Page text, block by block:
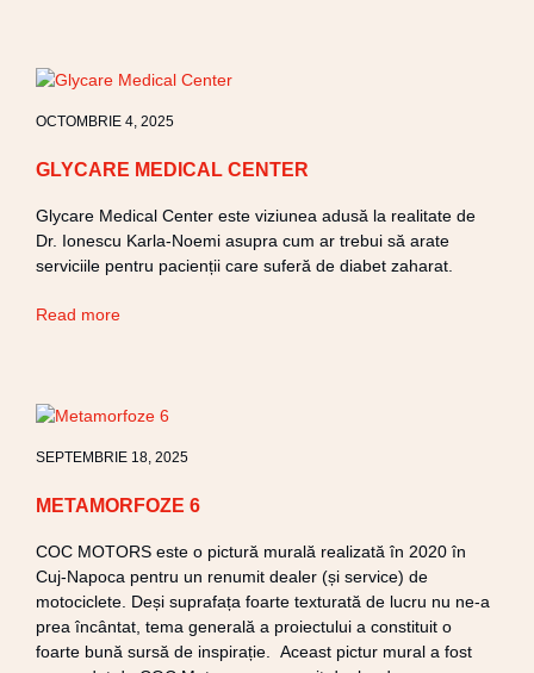
OCTOMBRIE 4, 2025
GLYCARE MEDICAL CENTER
Glycare Medical Center este viziunea adusă la realitate de
Dr. Ionescu Karla-Noemi asupra cum ar trebui să arate
serviciile pentru pacienții care suferă de diabet zaharat.
Read more
SEPTEMBRIE 18, 2025
METAMORFOZE 6
COC MOTORS este o pictură murală realizată în 2020 în
Cuj-Napoca pentru un renumit dealer (și service) de
motociclete. Deși suprafața foarte texturată de lucru nu ne-a
prea încântat, tema generală a proiectului a constituit o
foarte bună sursă de inspirație. Aceast pictur mural a fost